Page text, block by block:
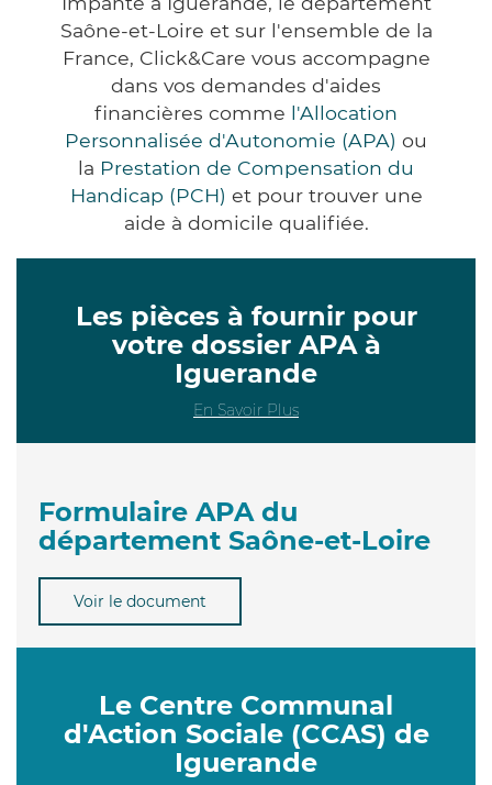
Saône-et-Loire et sur l'ensemble de la
France, Click&Care vous accompagne
dans vos demandes d'aides
financières comme l'Allocation
Personnalisée d'Autonomie (APA) ou
la Prestation de Compensation du
Handicap (PCH) et pour trouver une
aide à domicile qualifiée.
Les pièces à fournir pour
votre dossier APA à
Iguerande
En Savoir Plus
Formulaire APA du
département Saône-et-Loire
Voir le document
Le Centre Communal
d'Action Sociale (CCAS) de
Iguerande